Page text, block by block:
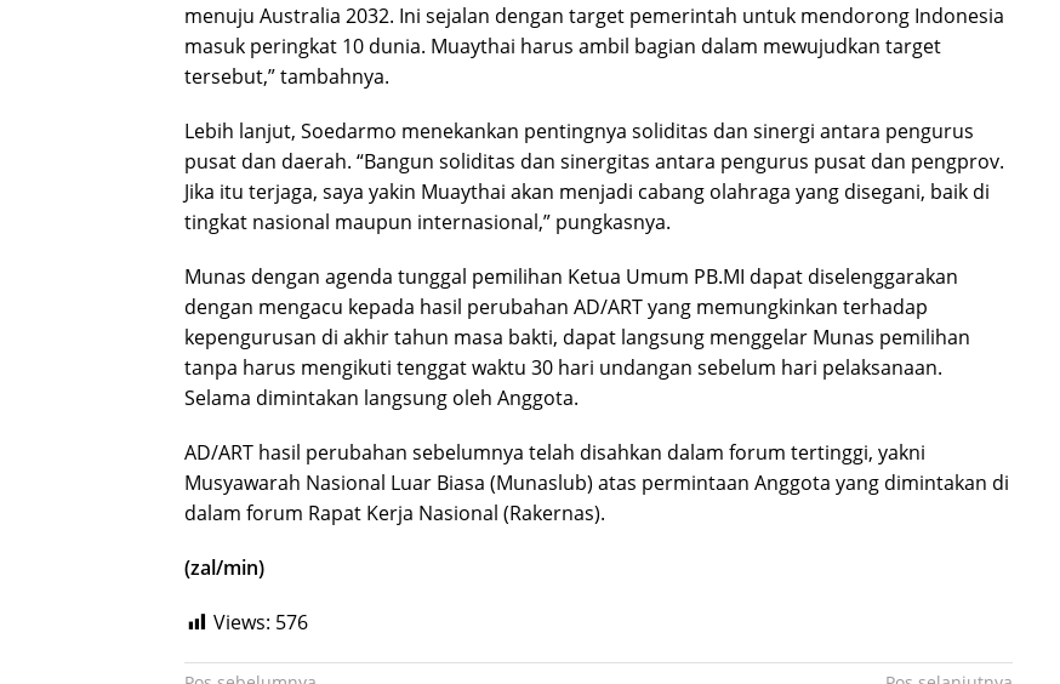
menuju Australia 2032. Ini sejalan dengan target pemerintah untuk mendorong Indonesia
masuk peringkat 10 dunia. Muaythai harus ambil bagian dalam mewujudkan target
tersebut,” tambahnya.
Lebih lanjut, Soedarmo menekankan pentingnya soliditas dan sinergi antara pengurus
pusat dan daerah. “Bangun soliditas dan sinergitas antara pengurus pusat dan pengprov.
Jika itu terjaga, saya yakin Muaythai akan menjadi cabang olahraga yang disegani, baik di
tingkat nasional maupun internasional,” pungkasnya.
Munas dengan agenda tunggal pemilihan Ketua Umum PB.MI dapat diselenggarakan
dengan mengacu kepada hasil perubahan AD/ART yang memungkinkan terhadap
kepengurusan di akhir tahun masa bakti, dapat langsung menggelar Munas pemilihan
tanpa harus mengikuti tenggat waktu 30 hari undangan sebelum hari pelaksanaan.
Selama dimintakan langsung oleh Anggota.
AD/ART hasil perubahan sebelumnya telah disahkan dalam forum tertinggi, yakni
Musyawarah Nasional Luar Biasa (Munaslub) atas permintaan Anggota yang dimintakan di
dalam forum Rapat Kerja Nasional (Rakernas).
(zal/min)
Views: 576